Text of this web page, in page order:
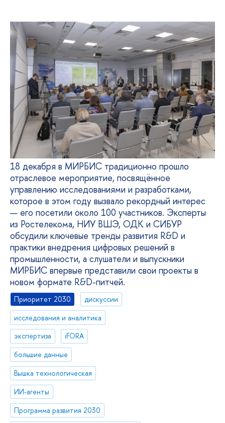
18 декабря в МИРБИС традиционно прошло
отраслевое мероприятие, посвящённое
управлению исследованиями и разработками,
которое в этом году вызвало рекордный интерес
— его посетили около 100 участников. Эксперты
из Ростелекома, НИУ ВШЭ, ОДК и СИБУР
обсудили ключевые тренды развития R&D и
практики внедрения цифровых решений в
промышленности, а слушатели и выпускники
МИРБИС впервые представили свои проекты в
новом формате R&D-питчей.
Приоритет 2030
дискуссии
исследования и аналитика
экспертиза
iFORA
большие данные
Вышка технологическая
ИИ-агенты
Программа развития 2030